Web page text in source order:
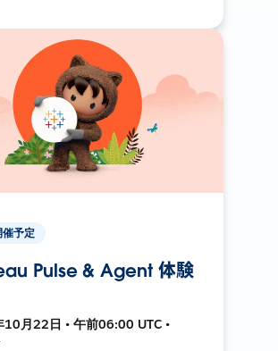
予定
Pulse & Agent 体験
月22日 • 午前06:00 UTC •